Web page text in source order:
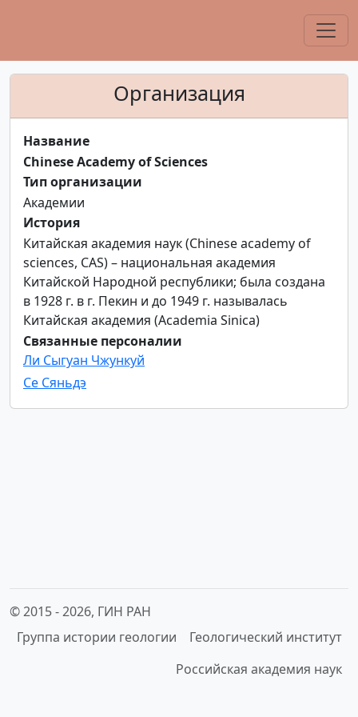
Организация
Название
Chinese Academy of Sciences
Тип организации
Академии
История
Китайская академия наук (Chinese academy of
sciences, CAS) – национальная академия
Китайской Народной республики; была создана
в 1928 г. в г. Пекин и до 1949 г. называлась
Китайская академия (Academia Sinica)
Связанные персоналии
Ли Сыгуан Чжункуй
Се Сяньдэ
© 2015 -2026, ГИН РАН
Группа истории геологии
Геологический институт
Российская академия наук